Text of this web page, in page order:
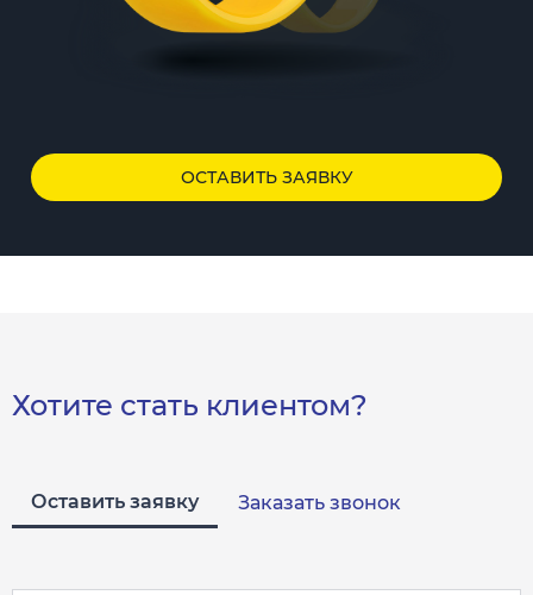
ОСТАВИТЬ ЗАЯВКУ
Хотите стать клиентом?
Оставить заявку Заказать звонок